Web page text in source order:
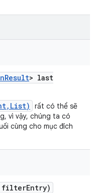
Result> last
rất có thể sẽ
vì vậy, chúng ta có
cùng cho mục đích
filterEntry)